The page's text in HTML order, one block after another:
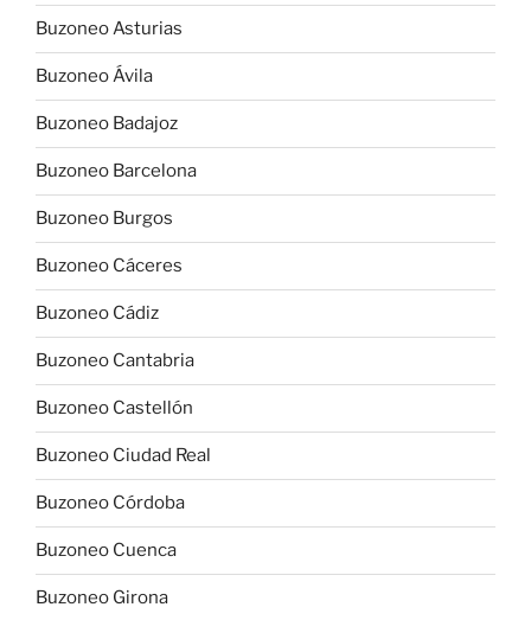
Buzoneo Asturias
Buzoneo Ávila
Buzoneo Badajoz
Buzoneo Barcelona
Buzoneo Burgos
Buzoneo Cáceres
Buzoneo Cádiz
Buzoneo Cantabria
Buzoneo Castellón
Buzoneo Ciudad Real
Buzoneo Córdoba
Buzoneo Cuenca
Buzoneo Girona